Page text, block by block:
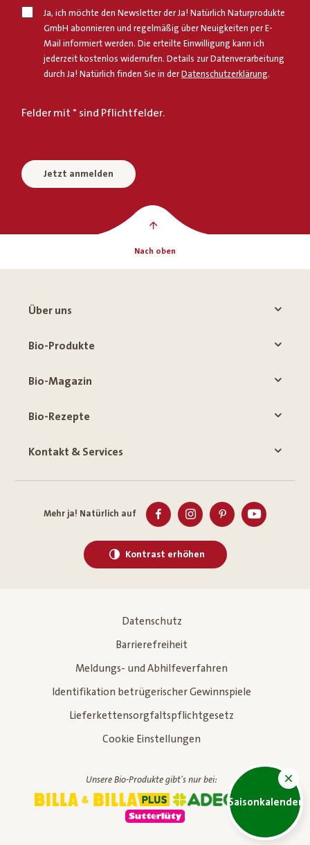
Saisonkalender
Ja, ich möchte den Newsletter der Ja! Natürlich Naturprodukte
GmbH abonnieren und regelmäßig über Neuigkeiten per E-
Mail informiert werden. Die erteilte Einwilligung kann ich
jederzeit kostenlos widerrufen. Details zur Datenverarbeitung
durch Ja! Natürlich finden Sie in derDatenschutzerklärung.
Felder mit * sind Pflichtfelder.
Jetzt anmelden
Nach oben
Über uns
Bio-Produkte
Bio-Magazin
Bio-Rezepte
Kontakt & Services
Mehr ja! Natürlich auf
Kontrast erhöhen
Datenschutz
Barrierefreiheit
Meldungs- und Abhilfeverfahren
Identifikation betrügerischer Gewinnspiele
Lieferkettensorgfaltspflichtgesetz
Cookie Einstellungen
Unsere Bio-Produkte gibt's nur bei: